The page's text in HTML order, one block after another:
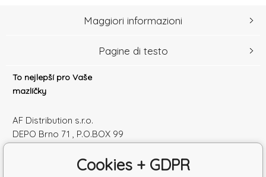
To nejlepší pro Vaše
mazlíčky
AF Distribution s.r.o.
DEPO Brno 71 , P.O.BOX 99
Česká republika
Maggiori informazioni
Pagine di testo
Cookies + GDPR